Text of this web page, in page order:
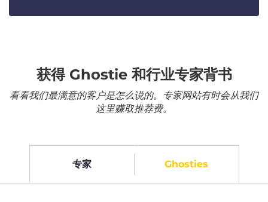
获得 Ghostie 和行业专家背书
看看我们最满意的客户是怎么说的。专家网站有时会从我们
这里赚取推荐费。
专家 Ghosties